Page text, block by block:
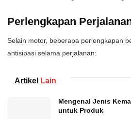
Perlengkapan
Selain motor, beberapa perlengkapan
antisipasi selama perjalanan:
Artikel Lain
Mengenal Jenis
untuk Produk